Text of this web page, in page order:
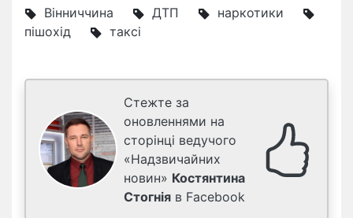
Вінниччина ДТП
наркотики
пішохід
таксі
Стежте за
оновленнями на
сторінці ведучого
«Надзвичайних
новин» Костянтина
Стогнія в Facebook